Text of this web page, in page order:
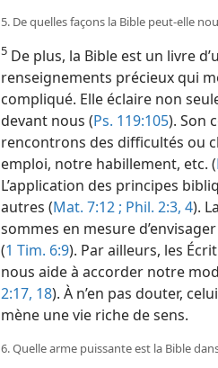
5. De quelles façons la Bible peut-elle
5 De plus, la Bible est un livre
renseignements précieux qui
compliqué. Elle éclaire non
devant nous (Ps. 119:105). Son
rencontrons des difficultés ou
emploi, notre habillement, etc. (
L’application des principes
autres (Mat. 7:12 ; Phil. 2:3, 4).
sommes en mesure
(1 Tim. 6:9). Par ailleurs, les
nous aide à accorder notre
2:17, 18). À n’en pas douter,
mène une vie riche de sens.
6. Quelle arme puissante est la Bible